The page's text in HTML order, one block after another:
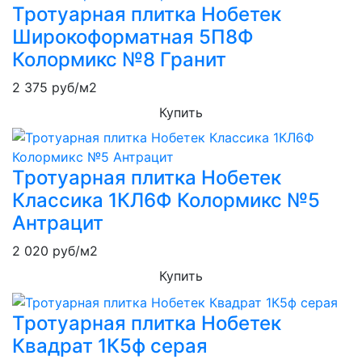
Тротуарная плитка Нобетек
Широкоформатная 5П8Ф
Колормикс №8 Гранит
2 375 руб/м2
Купить
Тротуарная плитка Нобетек
Классика 1КЛ6Ф Колормикс №5
Антрацит
2 020 руб/м2
Купить
Тротуарная плитка Нобетек
Квадрат 1К5ф серая